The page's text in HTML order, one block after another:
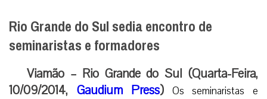
Rio Grande do Sul sedia encontro de
seminaristas e formadores
Viamão – Rio Grande do Sul (Quarta-Feira,
10/09/2014, Gaudium Press) Os seminaristas e